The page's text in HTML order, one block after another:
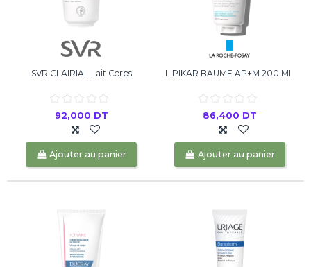
SVR CLAIRIAL Lait Corps
92,000 DT
Ajouter au panier
LIPIKAR BAUME AP+M 200 ML
86,400 DT
Ajouter au panier